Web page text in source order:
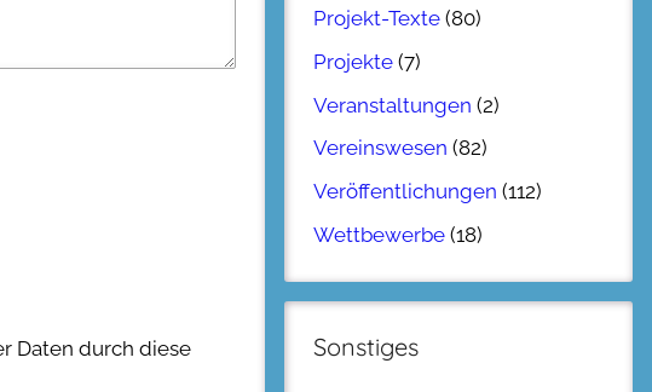
Daten durch diese
Projekt-Texte (80)
Projekte (7)
Veranstaltungen (2)
Vereinswesen (82)
Veröffentlichungen (112)
Wettbewerbe (18)
Sonstiges